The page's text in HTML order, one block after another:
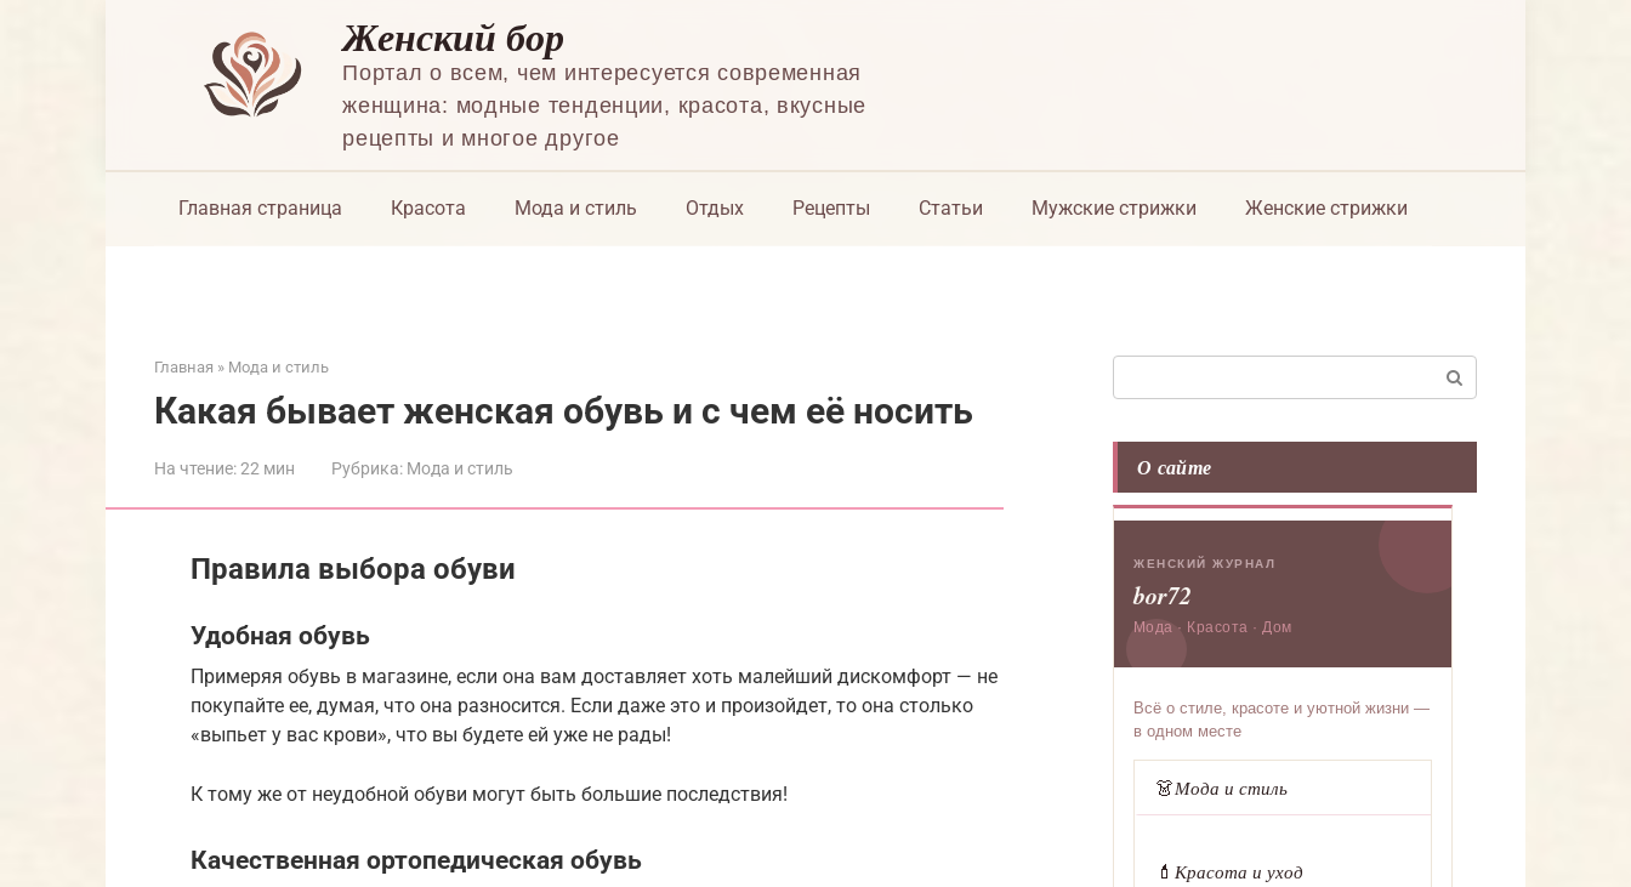
Женский бор
Портал о всем, чем интересуется современная
женщина: модные тенденции, красота, вкусные
рецепты и многое другое
Главная страница Красота Мода и стиль Отдых Рецепты Статьи Мужские стрижки Женские стрижки
Главная » Мода и стиль
Какая бывает женская обувь и с чем её носить
На чтение:22 мин Рубрика: Мода и стиль
Правила выбора обуви
Удобная обувь
Примеряя обувь в магазине, если она вам доставляет хоть малейший дискомфорт — не
покупайте ее, думая, что она разносится. Если даже это и произойдет, то она столько
«выпьет у вас крови», что вы будете ей уже не рады!
К тому же от неудобной обуви могут быть большие последствия!
Качественная ортопедическая обувь
О сайте
ЖЕНСКИЙ ЖУРНАЛ
bor72
Мода · Красота · Дом
Всё о стиле, красоте и уютной жизни —
в одном месте
👗Мода и стиль
💄 Красота и уход